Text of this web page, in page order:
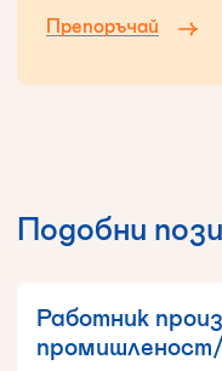
Препоръчай
Подобни
Работник